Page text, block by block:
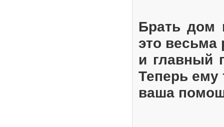
Брать дом
это весьма
и главный
Теперь ему
ваша